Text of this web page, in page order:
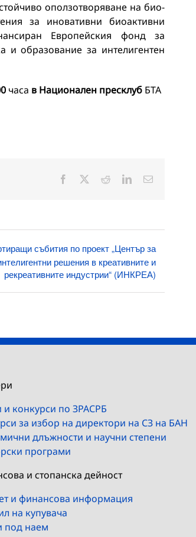
оползотворяване на био-
за иновативни биоактивни
Европейския фонд за
и образование за интелигентен
часа в Национален пресклуб БТА
Facebook RedditLinkedInЕлектронна
събития по проект „Център за
решения в креативните и
рекреативните индустрии“ (ИНКРЕА)
и конкурси по ЗРАСРБ
за избор на директори на СЗ на БАН
длъжности и научни степени
програми
и стопанска дейност
и финансова информация
на купувача
под наем